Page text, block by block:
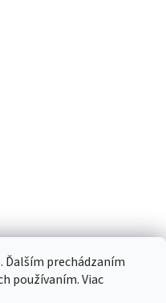
Ďalším prechádzaním
používaním. Viac